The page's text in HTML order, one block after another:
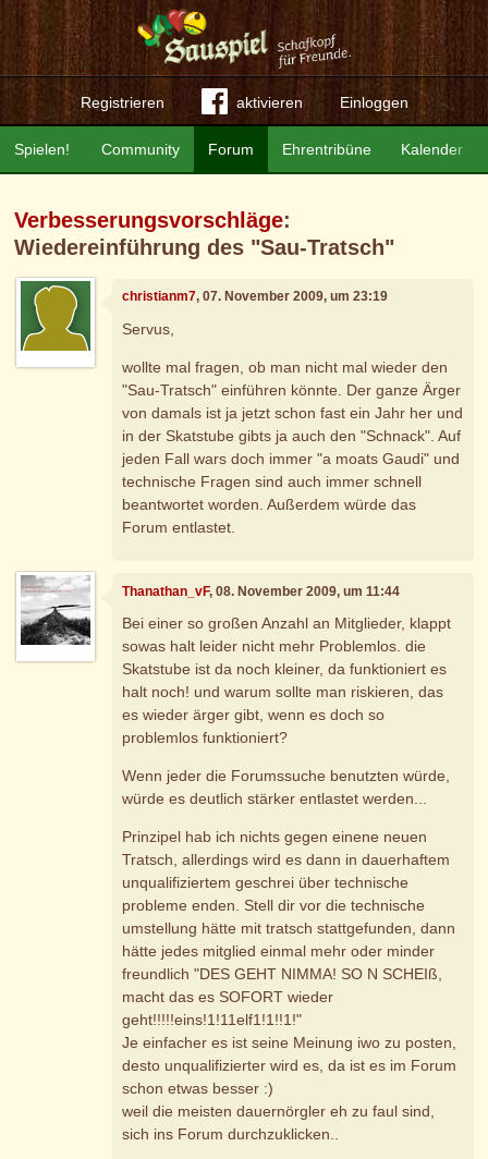
Registrieren aktivieren Einloggen
Community Forum Ehrentribüne Kalender
Spielen!
Verbesserungsvorschläge:
Wiedereinführung des "Sau-Tratsch"
christianm7, 07. November 2009, um 23:19
Servus,
wollte mal fragen, ob man nicht mal wieder den
"Sau-Tratsch" einführen könnte. Der ganze Ärger
von damals ist ja jetzt schon fast ein Jahr her und
in der Skatstube gibts ja auch den "Schnack". Auf
jeden Fall wars doch immer "a moats Gaudi" und
technische Fragen sind auch immer schnell
beantwortet worden. Außerdem würde das
Forum entlastet.
Thanathan_vF, 08. November 2009, um 11:44
Bei einer so großen Anzahl an Mitglieder, klappt
sowas halt leider nicht mehr Problemlos. die
Skatstube ist da noch kleiner, da funktioniert es
halt noch! und warum sollte man riskieren, das
es wieder ärger gibt, wenn es doch so
problemlos funktioniert?
Wenn jeder die Forumssuche benutzten würde,
würde es deutlich stärker entlastet werden...
Prinzipel hab ich nichts gegen einene neuen
Tratsch, allerdings wird es dann in dauerhaftem
unqualifiziertem geschrei über technische
probleme enden. Stell dir vor die technische
umstellung hätte mit tratsch stattgefunden, dann
hätte jedes mitglied einmal mehr oder minder
freundlich "DES GEHT NIMMA! SO N SCHEIß,
macht das es SOFORT wieder
geht!!!!!eins!1!11elf1!1!!1!"
Je einfacher es ist seine Meinung iwo zu posten,
desto unqualifizierter wird es, da ist es im Forum
schon etwas besser :)
weil die meisten dauernörgler eh zu faul sind,
sich ins Forum durchzuklicken..